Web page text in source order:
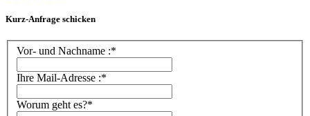
Kurz-Anfrage schicken
Vor- und Nachname :*
Ihre Mail-Adresse :*
Worum geht es?*